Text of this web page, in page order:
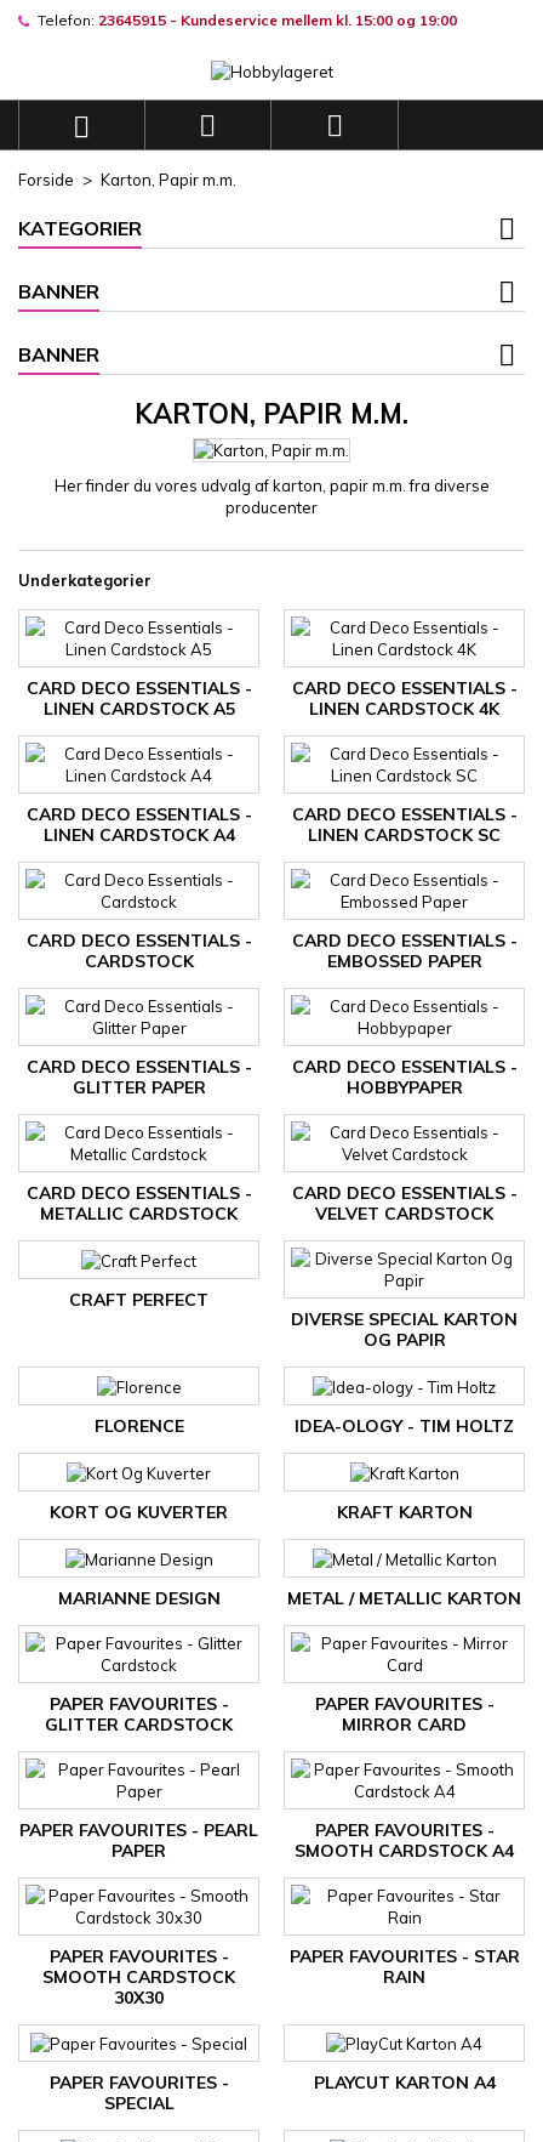
Telefon: 23645915 - Kundeservice mellem kl. 15:00 og 19:00
  
Forside Karton, Papir m.m.
KATEGORIER
BANNER
BANNER
KARTON, PAPIR M.M.
Her finder du vores udvalg af karton, papir m.m. fra diverse
producenter
Underkategorier
CARD DECO ESSENTIALS -
LINEN CARDSTOCK A5
CARD DECO ESSENTIALS -
LINEN CARDSTOCK 4K
CARD DECO ESSENTIALS -
LINEN CARDSTOCK A4
CARD DECO ESSENTIALS -
LINEN CARDSTOCK SC
CARD DECO ESSENTIALS -
CARDSTOCK
CARD DECO ESSENTIALS -
EMBOSSED PAPER
CARD DECO ESSENTIALS -
GLITTER PAPER
CARD DECO ESSENTIALS -
HOBBYPAPER
CARD DECO ESSENTIALS -
METALLIC CARDSTOCK
CARD DECO ESSENTIALS -
VELVET CARDSTOCK
CRAFT PERFECT
DIVERSE SPECIAL KARTON
OG PAPIR
FLORENCE IDEA-OLOGY - TIM HOLTZ
KORT OG KUVERTER KRAFT KARTON
MARIANNE DESIGN METAL / METALLIC KARTON
PAPER FAVOURITES -
GLITTER CARDSTOCK
PAPER FAVOURITES -
MIRROR CARD
PAPER FAVOURITES - PEARL
PAPER
PAPER FAVOURITES -
SMOOTH CARDSTOCK A4
PAPER FAVOURITES -
SMOOTH CARDSTOCK
30X30
PAPER FAVOURITES - STAR
RAIN
PAPER FAVOURITES -
SPECIAL
PLAYCUT KARTON A4
((confirmMessage))
((cancelText))
((label))
Du skal være logget på for at gemme produkter på din
ønskeliste.